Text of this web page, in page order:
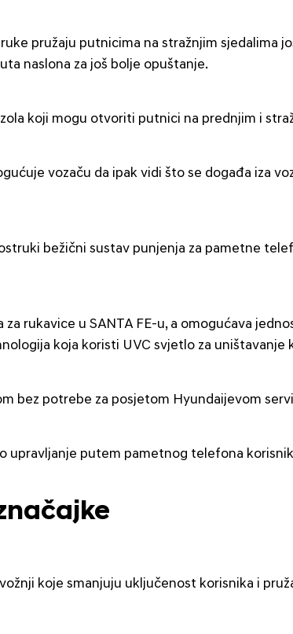
pružaju putnicima na stražnjim sjedalima
naslona za još bolje opuštanje.
koji mogu otvoriti putnici na prednjim i
vozaču da ipak vidi što se događa iza
bežični sustav punjenja za pametne
rukavice u SANTA FE-u, a omogućava
koja koristi UVC svjetlo za uništavanje
bez potrebe za posjetom Hyundaijevom
upravljanje putem pametnog telefona
koje smanjuju uključenost korisnika i